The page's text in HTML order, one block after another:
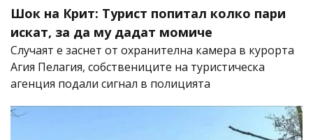
Шок на Крит: Турист попитал колко пари
искат, за да му дадат момиче
Случаят е заснет от охранителна камера в курорта
Агия Пелагия, собствениците на туристическа
агенция подали сигнал в полицията